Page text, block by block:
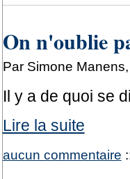
On n'oublie
Par Simone
Il y a de quoi se
Lire la suite
aucun commentaire